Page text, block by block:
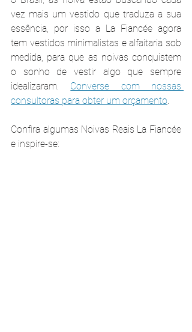
vez mais um vestido que traduza a sua
essência, por isso a La Fiancée agora
tem vestidos minimalistas e alfaitaria sob
medida, para que as noivas conquistem
o sonho de vestir algo que sempre
idealizaram. Converse com nossas
consultoras para obter um orçamento
Confira algumas Noivas Reais La Fiancée
e inspire-se: